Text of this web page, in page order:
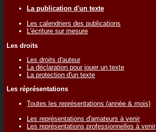
La publication d'un texte
Les calendriers des publications
L'écriture sur mesure
Les droits
Les droits d'auteur
La déclaration pour jouer un texte
La protection d'un texte
Les réprésentations
Toutes les représentations (année & mois)
Les représentations d'amateurs à venir
Les représentations professionnelles à venir